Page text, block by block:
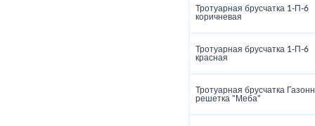
Тротуарная брусчатка 1‑П‑6
коричневая
Тротуарная брусчатка 1‑П‑6
красная
Тротуарная брусчатка
решетка "Меба"